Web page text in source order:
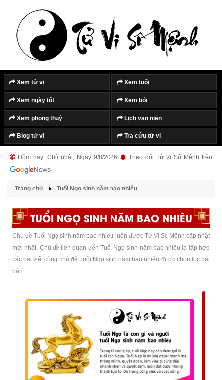
Xem tử vi Xem tuổi
Xem ngày tốt Xem bói
Xem phong thuỷ Lịch vạn niên
Blog tử vi Tra cứu tử vi
Hôm nay: Chủ nhật, Ngày 9/8/2026 Theo dõi Tử Vi Số Mệnh trên
Trang chủ Tuổi Ngọ sinh năm bao nhiêu
TUỔI NGỌ SINH NĂM BAO NHIÊU
Chủ đề Tuổi Ngọ sinh năm bao nhiêu luôn được Tử Vi Số Mệnh cập nhật
mới nhất. Chủ đề liên quan đến Tuổi Ngọ sinh năm bao nhiêu là tập hợp
các bài viết cùng chủ đề Tuổi Ngọ sinh năm bao nhiêu được chọn lọc bài
bản.